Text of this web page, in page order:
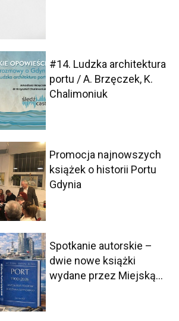
#14. Ludzka architektura
portu / A. Brzęczek, K.
Chalimoniuk
Promocja najnowszych
książek o historii Portu
Gdynia
Spotkanie autorskie –
dwie nowe książki
wydane przez Miejską...